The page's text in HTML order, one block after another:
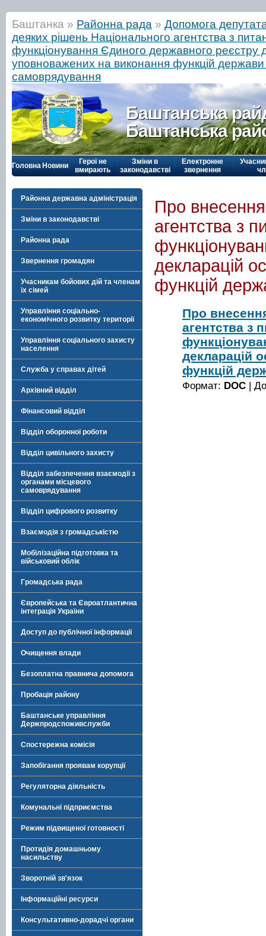
Баштанка » Районна рада » Допомога
деяких рішень Національного агентства з
функціонування Єдиного державного реєстру
уповноважених на виконання функцій держави
самоврядування
Баштанська
Баштанська
Головна Новини
Герої не
вмирають
Зміни в
законодавстві
Електронне
звернення
Районна державна адміністрація
Зміни в законодавстві
Районна рада
Звернення громадян
Учасникам бойових дій та членам
їх сімей
Управління соціально-
економічного розвитку території
Управління соціального захисту
населення
Служба у справах дітей
Архівний відділ
Фінансовий відділ
Відділ оборонної роботи
Відділ цивільного захисту
Відділ забезпечення взаємодії з
органами місцевого
самоврядування
Відділ цифрового розвитку
Взаємодія з громадськістю
Мобілізаційна підготовка та
військовий облік
Громадська рада
Європейська та Євроатлантична
інтеграція України
Доступ до публічної інформації
Очищення влади
Безоплатна правнича допомога
Пробація району
Баштанське управління
Держпродспоживслужби
Спостережна комісія
Запобігання проявам корупції
Регуляторна діяльність
Комунальні підприємства
Режим підвищеної готовності
Протидія домашньому
насильству
Зворотній зв'язок
Інформаційні ресурси
Консультативно-дорадчі органи
Про
агентства з
декларацій
функцій
Про
агентства з
декларацій
функцій
Формат: DOC |